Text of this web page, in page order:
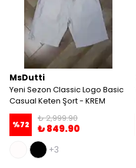
MsDutti
Yeni Sezon Classic Logo Basic
Casual Keten Şort - KREM
%72
₺ 2,999.90
₺ 849.90
+3